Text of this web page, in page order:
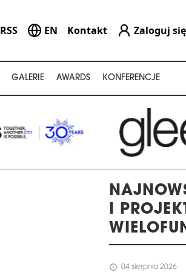
RSS EN Kontakt Zaloguj się
GALERIE AWARDS KONFERENCJE
I
schedule 04 sierpnia 2026